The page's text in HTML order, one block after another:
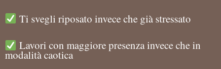
Ti svegli riposato invece che già stressato
Lavori con maggiore presenza invece che in
modalità caotica